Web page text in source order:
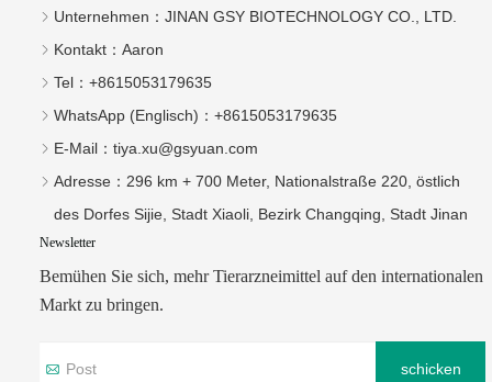
Unternehmen： JINAN GSY BIOTECHNOLOGY CO., LTD.
Kontakt： Aaron
Tel： +8615053179635‬
WhatsApp (Englisch)： +8615053179635
E-Mail： tiya.xu@gsyuan.com
Adresse： 296 km + 700 Meter, Nationalstraße 220, östlich
des Dorfes Sijie, Stadt Xiaoli, Bezirk Changqing, Stadt Jinan
Newsletter
Bemühen Sie sich, mehr Tierarzneimittel auf den internationalen
Markt zu bringen.
schicken